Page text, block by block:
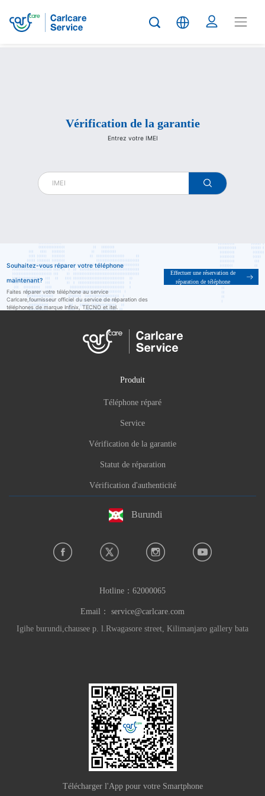
Carlcare
check
Vérification de la garantie
Entrez votre IMEI
Souhaitez-vous réparer votre téléphone
maintenant?
Faites réparer votre téléphone au service
Carlcare,fournisseur officiel du service de réparation des
téléphones de marque Infinix, TECNO et itel.
Effectuer une réservation de
réparation de téléphone
Produit
Téléphone réparé
Service
Vérification de la garantie
Statut de réparation
Vérification d'authenticité
Burundi
Hotline： 62000065
Email： service@carlcare.com
Igihe burundi,chausee p. l.Rwagasore street, Kilimanjaro gallery bata
Télécharger l'App pour votre Smartphone